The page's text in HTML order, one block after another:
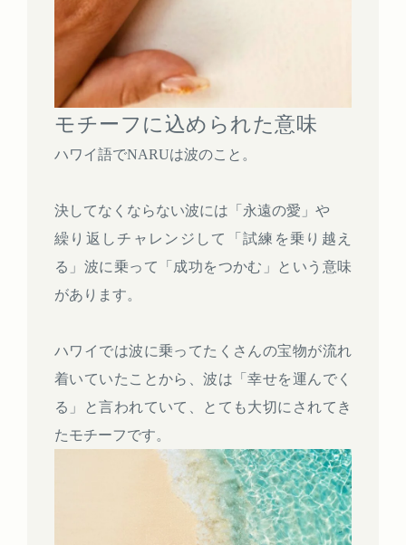
モチーフに込められた意味
ハワイ語でNARUは波のこと。
決してなくならない波には「永遠の愛」や
繰り返しチャレンジして「試練を乗り越え
る」波に乗って「成功をつかむ」という意味
があります。
ハワイでは波に乗ってたくさんの宝物が流れ
着いていたことから、波は「幸せを運んでく
る」と言われていて、とても大切にされてき
たモチーフです。